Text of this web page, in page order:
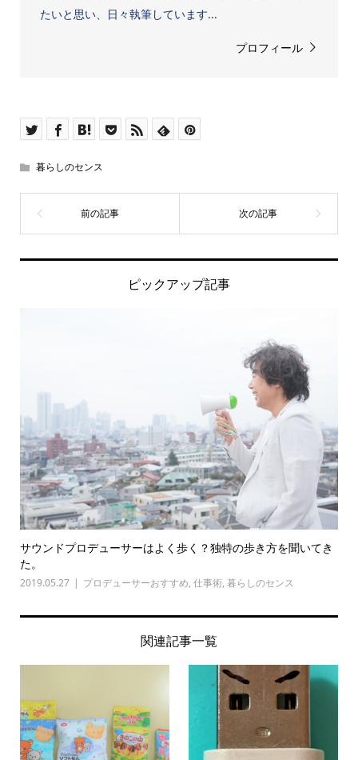
たいと思い、日々執筆しています...
プロフィール
暮らしのセンス
ピックアップ記事
サウンドプロデューサーはよく歩く？独特の歩き方を聞いてき
た。
2019.05.27 プロデューサーおすすめ, 仕事術, 暮らしのセンス
関連記事一覧